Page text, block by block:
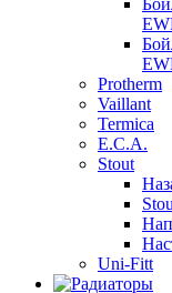
Protherm
Vaillant
Termica
E.C.A.
Stout
Uni-Fitt